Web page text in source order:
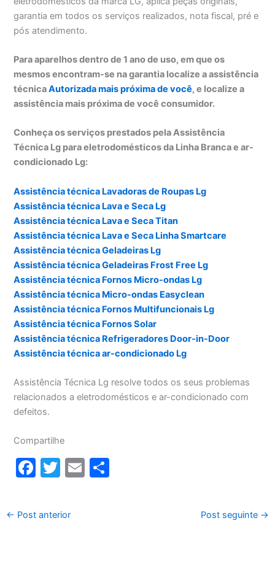
garantia em todos os serviços realizados, nota fiscal, pré e
pós atendimento.
Para aparelhos dentro de 1 ano de uso, em que os
mesmos encontram-se na garantia localize a assistência
técnicaAutorizada mais próxima de você, e localize a
assistência mais próxima de você consumidor.
Conheça os serviços prestados pela Assistência
Técnica Lg para eletrodomésticos da Linha Branca e ar-
condicionado Lg:
Assistência técnica Lavadoras de Roupas Lg
Assistência técnica Lava e Seca Lg
Assistência técnica Lava e Seca Titan
Assistência técnica Lava e Seca Linha Smartcare
Assistência técnica Geladeiras Lg
Assistência técnica Geladeiras Frost Free Lg
Assistência técnica Fornos Micro-ondas Lg
Assistência técnica Micro-ondas Easyclean
Assistência técnica Fornos Multifuncionais Lg
Assistência técnica Fornos Solar
Assistência técnica Refrigeradores Door-in-Door
Assistência técnica ar-condicionado Lg
Assistência Técnica Lg resolve todos os seus problemas
relacionados a eletrodomésticos e ar-condicionado com
defeitos.
Compartilhe
F
c
e
T
itt
er
E
← Post anterior Post seguinte →